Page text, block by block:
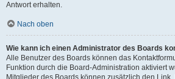
Antwort erhalten.
Nach oben
Wie kann ich einen Administrator des Boards
Alle Benutzer des Boards können das
Funktion durch die Board-Administration aktiviert
Mitglieder des Boards können zusätzlich den Link